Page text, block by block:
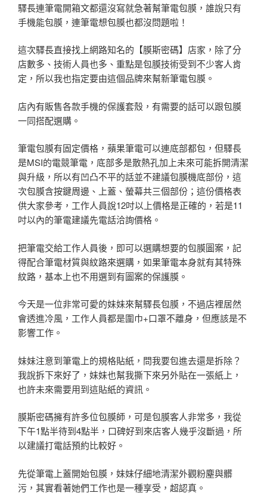
驛長連筆電開箱文都還沒寫就急著幫筆電包膜，誰說只有
手機能包膜，連筆電想包膜也都沒問題啦！
這次驛長直接找上網路知名的【膜斯密碼】店家，除了分
店數多、技術人員也多、重點是包膜技術受到不少客人肯
定，所以我也指定要由這個品牌來幫新筆電包膜。
店內有販售各款手機的保護套殼，有需要的話可以跟包膜
一同搭配選購。
筆電包膜有固定價格，蘋果筆電可以連底部都包，但驛長
是MSI的電競筆電，底部多是散熱孔加上未來可能拆開清潔
與升級，所以有凹凸不平的話並不建議包膜機底部份，這
次包膜含按鍵周邊、上蓋、螢幕共三個部份；這份價格表
供大家參考，工作人員說12吋以上價格是正確的，若是11
吋以內的筆電建議先電話洽詢價格。
把筆電交給工作人員後，即可以選購想要的包膜圖案，記
得配合筆電材質與紋路來選購，如果筆電本身就有其特殊
紋路，基本上也不用選到有圖案的保護膜。
今天是一位非常可愛的妹妹來幫驛長包膜，不過店裡居然
會透進冷風，工作人員都是圍巾+口罩不離身，但應該是不
影響工作。
妹妹注意到筆電上的規格貼紙，問我要包進去還是拆除？
我說拆下來好了，妹妹也幫我撕下來另外貼在一張紙上，
也許未來需要用到這貼紙的資訊。
膜斯密碼擁有許多位包膜師，可是包膜客人非常多，我從
下午1點半待到4點半，口碑好到來店客人幾乎沒斷過，所
以建議打電話預約比較好。
先從筆電上蓋開始包膜，妹妹仔細地清潔外觀粉塵與髒
污，其實看著她們工作也是一種享受，超認真。